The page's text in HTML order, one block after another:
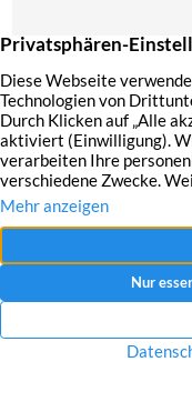
und Verwendung Ihrer
Nachricht senden